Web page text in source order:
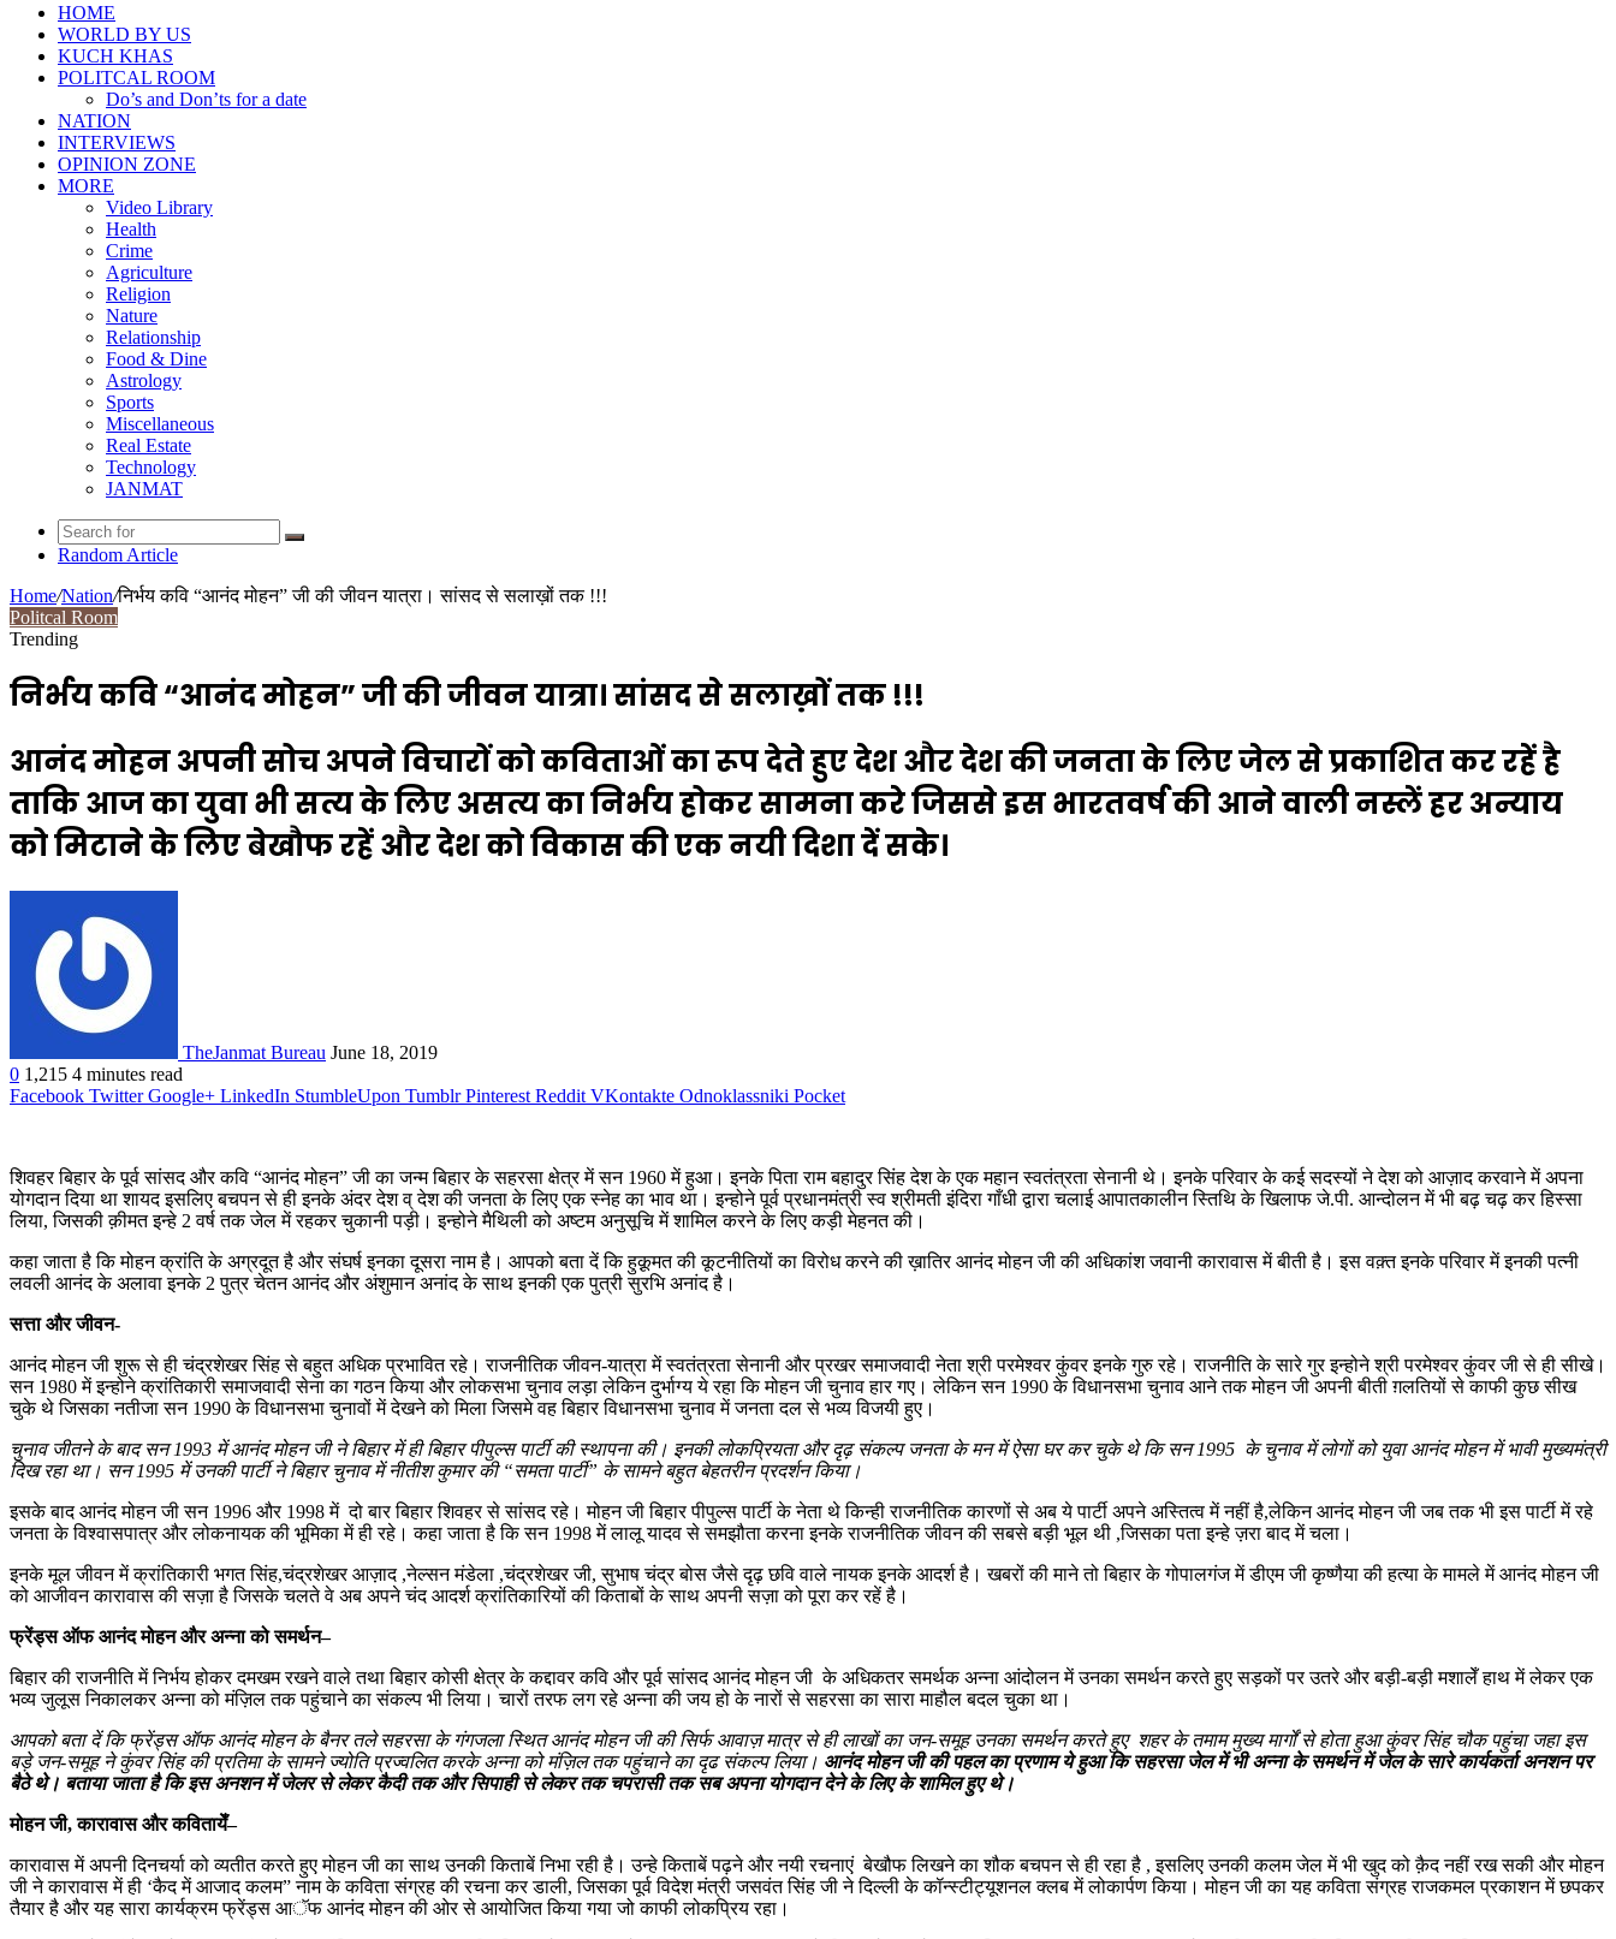
HOME
WORLD BY US
KUCH KHAS
POLITCAL ROOM
Do’s and Don’ts for a date
NATION
INTERVIEWS
OPINION ZONE
MORE
Video Library
Health
Crime
Agriculture
Religion
Nature
Relationship
Food & Dine
Astrology
Sports
Miscellaneous
Real Estate
Technology
JANMAT
Random Article
Home/Nation/निर्भय कवि “आनंद मोहन” जी की जीवन यात्रा। सांसद से सलाख़ों तक !!!
Politcal Room
Trending
निर्भय कवि “आनंद मोहन” जी की जीवन यात्रा। सांसद से सलाख़ों तक !!!
आनंद मोहन अपनी सोच अपने विचारों को कविताओं का रूप देते हुए देश और देश की जनता के लिए जेल से प्रकाशित कर रहें है
ताकि आज का युवा भी सत्य के लिए असत्य का निर्भय होकर सामना करे जिससे इस भारतवर्ष की आने वाली नस्लें हर अन्याय
को मिटाने के लिए बेखौफ रहें और देश को विकास की एक नयी दिशा दें सके।
TheJanmat Bureau June 18, 2019
0 1,215 4 minutes read
Facebook Twitter Google+ LinkedIn StumbleUpon Tumblr Pinterest Reddit VKontakte Odnoklassniki Pocket
शिवहर बिहार के पूर्व सांसद और कवि “आनंद मोहन” जी का जन्म बिहार के सहरसा क्षेत्र में सन 1960 में हुआ। इनके पिता राम बहादुर सिंह देश के एक महान स्वतंत्रता सेनानी थे। इनके परिवार के कई सदस्यों ने देश को आज़ाद करवाने में अपना
योगदान दिया था शायद इसलिए बचपन से ही इनके अंदर देश व् देश की जनता के लिए एक स्नेह का भाव था। इन्होने पूर्व प्रधानमंत्री स्व श्रीमती इंदिरा गाँधी द्वारा चलाई आपातकालीन स्तिथि के खिलाफ जे.पी. आन्दोलन में भी बढ़ चढ़ कर हिस्सा
लिया, जिसकी क़ीमत इन्हे 2 वर्ष तक जेल में रहकर चुकानी पड़ी। इन्होने मैथिली को अष्टम अनुसूचि में शामिल करने के लिए कड़ी मेहनत की।
कहा जाता है कि मोहन क्रांति के अग्रदूत है और संघर्ष इनका दूसरा नाम है। आपको बता दें कि हुक़ूमत की कूटनीतियों का विरोध करने की ख़ातिर आनंद मोहन जी की अधिकांश जवानी कारावास में बीती है। इस वक़्त इनके परिवार में इनकी पत्नी
लवली आनंद के अलावा इनके 2 पुत्र चेतन आनंद और अंशुमान अनांद के साथ इनकी एक पुत्री सुरभि अनांद है।
सत्ता और जीवन-
आनंद मोहन जी शुरू से ही चंद्रशेखर सिंह से बहुत अधिक प्रभावित रहे। राजनीतिक जीवन-यात्रा में स्वतंत्रता सेनानी और प्रखर समाजवादी नेता श्री परमेश्वर कुंवर इनके गुरु रहे। राजनीति के सारे गुर इन्होने श्री परमेश्वर कुंवर जी से ही सीखे।
सन 1980 में इन्होने क्रांतिकारी समाजवादी सेना का गठन किया और लोकसभा चुनाव लड़ा लेकिन दुर्भाग्य ये रहा कि मोहन जी चुनाव हार गए। लेकिन सन 1990 के विधानसभा चुनाव आने तक मोहन जी अपनी बीती ग़लतियों से काफी कुछ सीख
चुके थे जिसका नतीजा सन 1990 के विधानसभा चुनावों में देखने को मिला जिसमे वह बिहार विधानसभा चुनाव में जनता दल से भव्य विजयी हुए।
चुनाव जीतने के बाद सन 1993 में आनंद मोहन जी ने बिहार में ही बिहार पीपुल्स पार्टी की स्थापना की। इनकी लोकप्रियता और दृढ़ संकल्प जनता के मन में ऐसा घर कर चुके थे कि सन 1995 के चुनाव में लोगों को युवा आनंद मोहन में भावी मुख्यमंत्री
दिख रहा था। सन 1995 में उनकी पार्टी ने बिहार चुनाव में नीतीश कुमार की “समता पार्टी” के सामने बहुत बेहतरीन प्रदर्शन किया।
इसके बाद आनंद मोहन जी सन 1996 और 1998 में दो बार बिहार शिवहर से सांसद रहे। मोहन जी बिहार पीपुल्स पार्टी के नेता थे किन्ही राजनीतिक कारणों से अब ये पार्टी अपने अस्तित्व में नहीं है,लेकिन आनंद मोहन जी जब तक भी इस पार्टी में रहे
जनता के विश्वासपात्र और लोकनायक की भूमिका में ही रहे। कहा जाता है कि सन 1998 में लालू यादव से समझौता करना इनके राजनीतिक जीवन की सबसे बड़ी भूल थी ,जिसका पता इन्हे ज़रा बाद में चला।
इनके मूल जीवन में क्रांतिकारी भगत सिंह,चंद्रशेखर आज़ाद ,नेल्सन मंडेला ,चंद्रशेखर जी, सुभाष चंद्र बोस जैसे दृढ़ छवि वाले नायक इनके आदर्श है। खबरों की माने तो बिहार के गोपालगंज में डीएम जी कृष्णैया की हत्या के मामले में आनंद मोहन जी
को आजीवन कारावास की सज़ा है जिसके चलते वे अब अपने चंद आदर्श क्रांतिकारियों की किताबों के साथ अपनी सज़ा को पूरा कर रहें है।
फ्रेंड्स ऑफ आनंद मोहन और अन्ना को समर्थन–
बिहार की राजनीति में निर्भय होकर दमखम रखने वाले तथा बिहार कोसी क्षेत्र के कद्दावर कवि और पूर्व सांसद आनंद मोहन जी के अधिकतर समर्थक अन्ना आंदोलन में उनका समर्थन करते हुए सड़कों पर उतरे और बड़ी-बड़ी मशालेँ हाथ में लेकर एक
भव्य जुलूस निकालकर अन्ना को मंज़िल तक पहुंचाने का संकल्प भी लिया। चारों तरफ लग रहे अन्ना की जय हो के नारों से सहरसा का सारा माहौल बदल चुका था।
आपको बता दें कि फ्रेंड्स ऑफ आनंद मोहन के बैनर तले सहरसा के गंगजला स्थित आनंद मोहन जी की सिर्फ आवाज़ मात्र से ही लाखों का जन-समूह उनका समर्थन करते हुए शहर के तमाम मुख्य मार्गों से होता हुआ कुंवर सिंह चौक पहुंचा जहा इस
बड़े जन-समूह ने कुंवर सिंह की प्रतिमा के सामने ज्योति प्रज्वलित करके अन्ना को मंज़िल तक पहुंचाने का दृढ संकल्प लिया। आनंद मोहन जी की पहल का प्रणाम ये हुआ कि सहरसा जेल में भी अन्ना के समर्थन में जेल के सारे कार्यकर्ता अनशन पर
बैठे थे। बताया जाता है कि इस अनशन में जेलर से लेकर कैदी तक और सिपाही से लेकर तक चपरासी तक सब अपना योगदान देने के लिए के शामिल हुए थे।
मोहन जी, कारावास और कवितायेँ–
कारावास में अपनी दिनचर्या को व्यतीत करते हुए मोहन जी का साथ उनकी किताबें निभा रही है। उन्हे किताबें पढ़ने और नयी रचनाएं बेखौफ लिखने का शौक बचपन से ही रहा है , इसलिए उनकी कलम जेल में भी खुद को क़ैद नहीं रख सकी और मोहन
जी ने कारावास में ही ‘कैद में आजाद कलम” नाम के कविता संग्रह की रचना कर डाली, जिसका पूर्व विदेश मंत्री जसवंत सिंह जी ने दिल्ली के कॉन्स्टीट्यूशनल क्लब में लोकार्पण किया। मोहन जी का यह कविता संग्रह राजकमल प्रकाशन में छपकर
तैयार है और यह सारा कार्यक्रम फ्रेंड्स आॅफ आनंद मोहन की ओर से आयोजित किया गया जो काफी लोकप्रिय रहा।